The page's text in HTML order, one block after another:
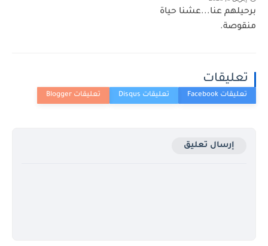
برحيلهم عنا...عشنا حياة
منقوصة.
تعليقات
إرسال تعليق